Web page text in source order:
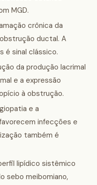
MGD.
crônica da
ductal. A
é sinal clássico.
da produção lacrimal
e a expressão
à obstrução.
e a
infecções e
também é
lipídico sistêmico
sebo meibomiano,